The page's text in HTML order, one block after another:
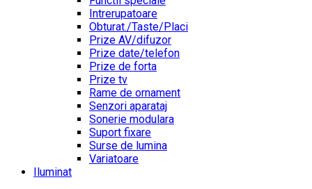
Intrerupatoare
Obturat./Taste/Placi
Prize AV/difuzor
Prize date/telefon
Prize de forta
Prize tv
Rame de ornament
Senzori aparataj
Sonerie modulara
Suport fixare
Surse de lumina
Variatoare
Iluminat